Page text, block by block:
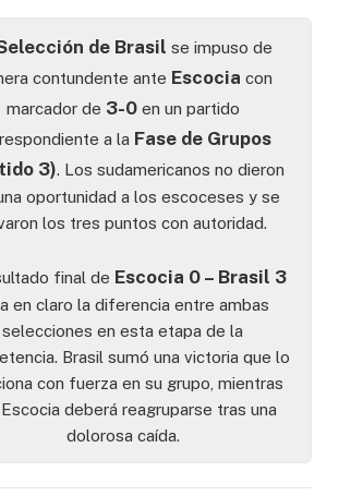
de Brasil se impuso de
contundente ante Escocia con
marcador de 3-0en un partido
a la Fase de Grupos
3). Los sudamericanos no dieron
oportunidad a los escoceses y se
los tres puntos con autoridad.
final de Escocia 0 – Brasil 3
en claro la diferencia entre ambas
selecciones en esta etapa de la
Brasil sumó una victoria que lo
con fuerza en su grupo, mientras
deberá reagruparse tras una
dolorosa caída.